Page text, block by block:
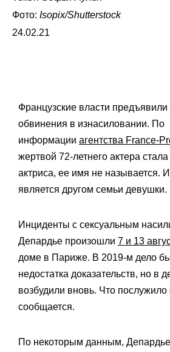
Фото: Isopix/Shutterstock
24.02.21
Французские власти
обвинения в изнасиловании. По
информации агентства France-
жертвой 72-летнего актера
актриса, ее имя не называется.
является другом семьи девушки.
Инциденты с сексуальным
Депардье произошли 7 и 13
доме в Париже. В 2019-м дело
недостатка доказательств, но в
возбудили вновь. Что
сообщается.
По некоторым данным,